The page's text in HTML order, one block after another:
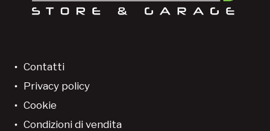
Contatti
Privacy policy
Cookie
Condizioni di vendita